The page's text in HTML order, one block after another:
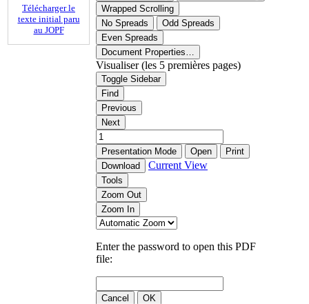
Télécharger le
texte initial paru
au JOPF
Wrapped Scrolling
No Spreads
Odd Spreads
Even Spreads
Document Properties…
Visualiser (les 5 premières pages)
Toggle Sidebar
Find
Previous
Next
Presentation Mode Open
Print
Download
Current View
Tools
Zoom Out
Zoom In
Enter the password to open this PDF
file:
Cancel OK